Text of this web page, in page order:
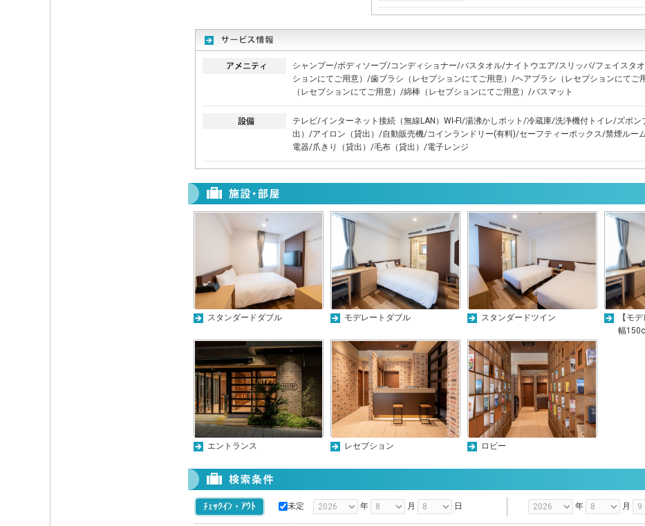
シャンプー/ボディソープ/コンディショナー/バスタオル/ナイトウエア/スリッパ/フェイスタ
ションにてご用意）/歯ブラシ（レセプションにてご用意）/ヘアブラシ（レセプションにてご
（レセプションにてご用意）/綿棒（レセプションにてご用意）/バスマット
テレビ/インターネット接続（無線LAN）WI-FI/湯沸かしポット/冷蔵庫/洗浄機付トイレ/ズボン
出）/アイロン（貸出）/自動販売機/コインランドリー(有料)/セーフティーボックス/禁煙ルー
電器/爪きり（貸出）/毛布（貸出）/電子レンジ
スタンダードダブル モデレートダブル スタンダードツイン
【モ
幅
エントランス レセプション ロビー
未定 年 月 日 年 月